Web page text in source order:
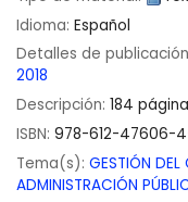
Idioma: Español
Detalles de
2018
Descripción: 184
ISBN: 978-612-47606-
Tema(s): GESTIÓN
ADMINISTRACIÓN